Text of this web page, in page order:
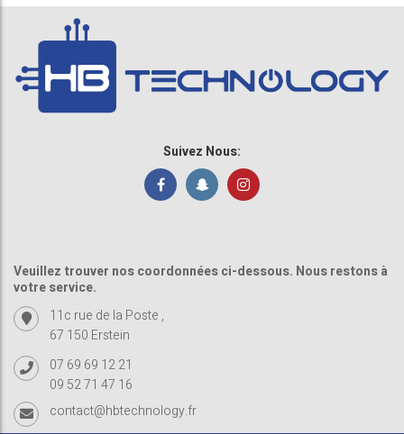
Suivez Nous:
Veuillez trouver nos coordonnées ci-dessous. Nous restons à
votre service.
11c rue de la Poste ,
67 150 Erstein
07 69 69 12 21
09 52 71 47 16
contact@hbtechnology.fr